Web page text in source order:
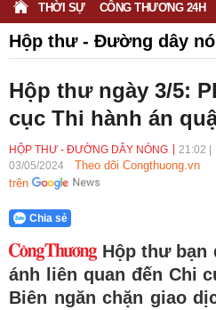
THỜI SỰ CÔNG THƯƠNG 24H
Hộp thư - Đường dây
Ý kiến bạn đọc
Hộp thư ngày 3/5:
cục Thi hành án
HỘP THƯ - ĐƯỜNG DÂY NÓNG 21:02
03/05/2024
Theo dõi Congthuong.vn
trên
Chia sẻ
Hộp thư bạn
ánh liên quan đến Chi
Biên ngăn chặn giao